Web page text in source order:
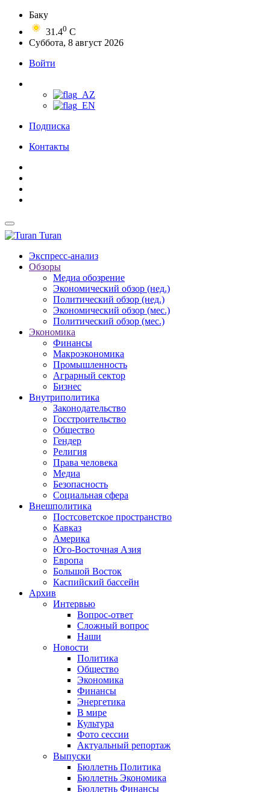
Баку
31.40 C
Суббота, 8 август 2026
Войти
Подписка
Контакты
Turan
Экспресс-анализ
Обзоры
Медиа обозрение
Экономический обзор (нед.)
Политический обзор (нед.)
Экономический обзор (мес.)
Политический обзор (мес.)
Экономика
Финансы
Макроэкономика
Промышленность
Аграрный сектор
Бизнес
Внутриполитика
Законодательство
Госстроительство
Общество
Гендер
Религия
Права человека
Медиа
Безопасность
Социальная сфера
Внешполитика
Постсоветское пространство
Кавказ
Америка
Юго-Восточная Азия
Европа
Большой Восток
Каспийский бассейн
Архив
Интервью
Вопрос-ответ
Сложный вопрос
Наши
Новости
Политика
Общество
Экономика
Финансы
Энергетика
В мире
Культура
Фото сессии
Актуальный репортаж
Выпуски
Бюллетнь Политика
Бюллетнь Экономика
Бюллетнь Финансы